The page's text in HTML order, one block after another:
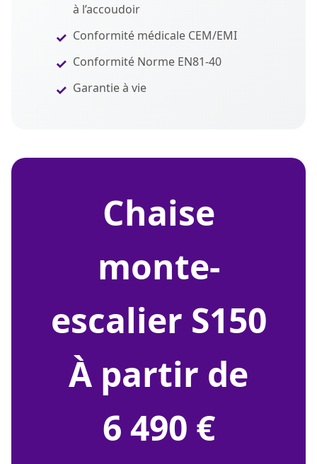
à l’accoudoir
Conformité médicale CEM/EMI
Conformité Norme EN81-40
Garantie à vie
chaise
monte-
escalier S150
À partir de
6 490 €